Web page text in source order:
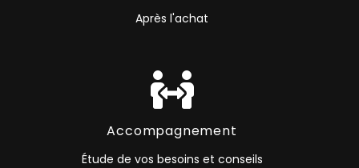
Après l'achat
Accompagnement
Étude de vos besoins et conseils